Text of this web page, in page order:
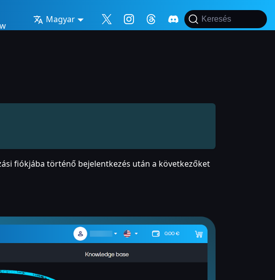
Magyar Keresés
fiókjába történő bejelentkezés után a következőket